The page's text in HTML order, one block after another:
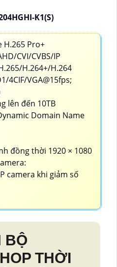
K1(S)
H.265 Pro+
CVI/CVBS/IP
H.264+/H.264
4CIF/VGA@15fps;
lên đến 10TB
Domain Name
đồng thời 1920 × 1080
camera khi giảm số
BỘ
THỜI